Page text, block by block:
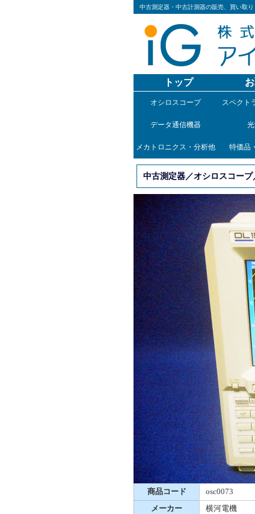
中古測定器・中古計測器の販売、買い取
トップ
オシロスコープ スペクト
データ通信機器
メカトロニクス・分析他 特価品
中古測定器／オシロスコー
商品コード
osc0073
メーカー
横河電機